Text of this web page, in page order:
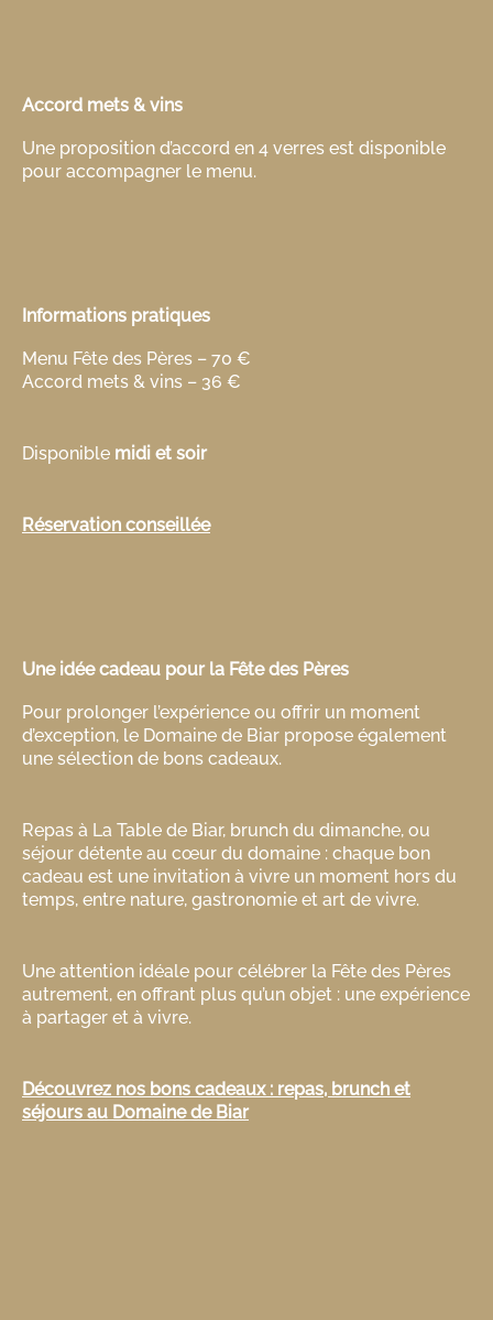
Accord mets & vins
Une proposition d’accord en 4 verres est disponible
pour accompagner le menu.
Informations pratiques
Menu Fête des Pères – 70 €
Accord mets & vins – 36 €
Disponible midi et soir
Réservation conseillée
Une idée cadeau pour la Fête des Pères
Pour prolonger l’expérience ou offrir un moment
d’exception, le Domaine de Biar propose également
une sélection de bons cadeaux.
Repas à La Table de Biar, brunch du dimanche, ou
séjour détente au cœur du domaine : chaque bon
cadeau est une invitation à vivre un moment hors du
temps, entre nature, gastronomie et art de vivre.
Une attention idéale pour célébrer la Fête des Pères
autrement, en offrant plus qu’un objet : une expérience
à partager et à vivre.
Découvrez nos bons cadeaux : repas, brunch et
séjours au Domaine de Biar